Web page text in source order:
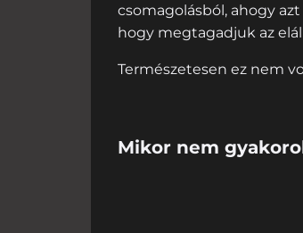
csomagolásból, ahogy
hogy megtagadjuk az
Természetesen ez nem
Mikor nem